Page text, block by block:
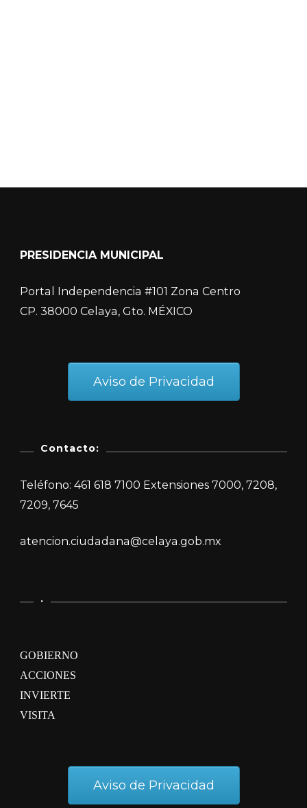
PRESIDENCIA MUNICIPAL
Portal Independencia #101 Zona Centro
CP. 38000 Celaya, Gto. MÉXICO
Aviso de Privacidad
Contacto:
Teléfono: 461 618 7100 Extensiones 7000, 7208,
7209, 7645
atencion.ciudadana@celaya.gob.mx
.
GOBIERNO
ACCIONES
INVIERTE
VISITA
Aviso de Privacidad